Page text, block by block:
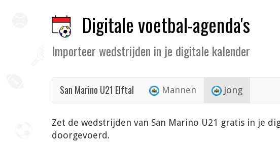
Digitale voetbal-agenda's
Importeer wedstrijden in je digitale kalender
San Marino U21 Elftal Mannen Jong
Zet de wedstrijden van San Marino U21 gratis in je
doorgevoerd.